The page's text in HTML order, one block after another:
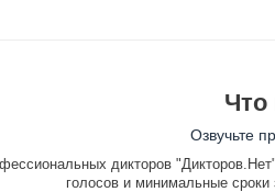
Озвучьте
дикторов
голосов и минимальные